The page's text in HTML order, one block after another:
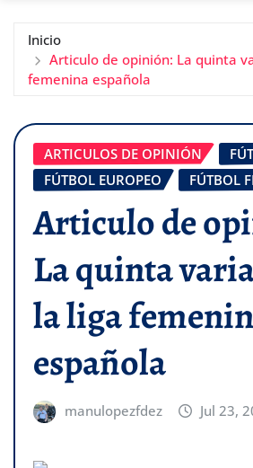
Inicio
Articulo de opinión: La quinta
femenina española
ARTICULOS DE OPINIÓN
FÚTBOL EUROPEO
FÚTBOL
Articulo de
La quinta
la liga
española
manulopezfdez Jul 23,